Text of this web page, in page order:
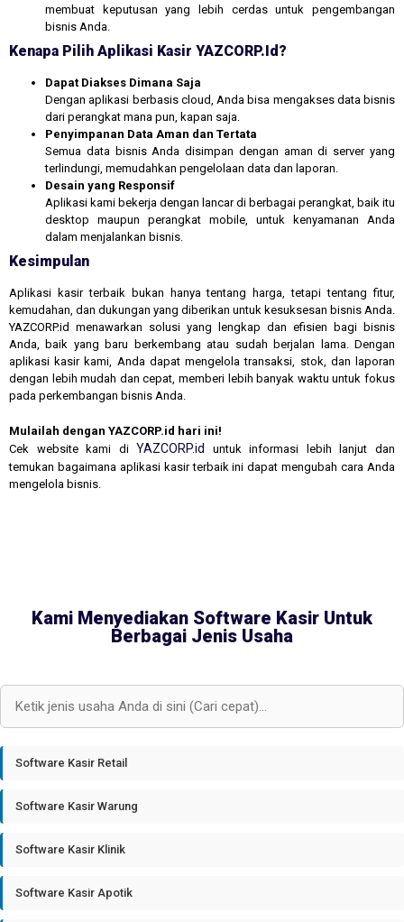
membuat keputusan yang lebih cerdas untuk pengembangan
bisnis Anda.
Kenapa Pilih Aplikasi Kasir YAZCORP.id?
Dapat Diakses Dimana Saja
Dengan aplikasi berbasis cloud, Anda bisa mengakses data bisnis
dari perangkat mana pun, kapan saja.
Penyimpanan Data Aman dan Tertata
Semua data bisnis Anda disimpan dengan aman di server yang
terlindungi, memudahkan pengelolaan data dan laporan.
Desain yang Responsif
Aplikasi kami bekerja dengan lancar di berbagai perangkat, baik itu
desktop maupun perangkat mobile, untuk kenyamanan Anda
dalam menjalankan bisnis.
Kesimpulan
Aplikasi kasir terbaik bukan hanya tentang harga, tetapi tentang fitur,
kemudahan, dan dukungan yang diberikan untuk kesuksesan bisnis Anda.
YAZCORP.id menawarkan solusi yang lengkap dan efisien bagi bisnis
Anda, baik yang baru berkembang atau sudah berjalan lama. Dengan
aplikasi kasir kami, Anda dapat mengelola transaksi, stok, dan laporan
dengan lebih mudah dan cepat, memberi lebih banyak waktu untuk fokus
pada perkembangan bisnis Anda.
Mulailah dengan YAZCORP.id hari ini!
Cek website kami di YAZCORP.id
untuk informasi lebih lanjut dan
temukan bagaimana aplikasi kasir terbaik ini dapat mengubah cara Anda
mengelola bisnis.
Kami Menyediakan Software Kasir Untuk
Berbagai Jenis Usaha
Software Kasir Retail
Software Kasir Warung
Software Kasir Klinik
Software Kasir Apotik